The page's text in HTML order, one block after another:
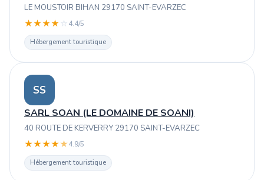
LE MOUSTOIR BIHAN 29170 SAINT-EVARZEC
★★★★ ☆ 4.4/5
Hébergement touristique
SS
SARL SOAN (LE DOMAINE DE SOANI)
40 ROUTE DE KERVERRY 29170 SAINT-EVARZEC
★★★★★4.9/5
Hébergement touristique